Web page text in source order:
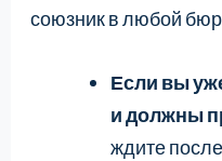
союзник в любой
Если вы
и должны
ждите